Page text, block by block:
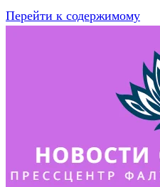
Перейти к содержимому